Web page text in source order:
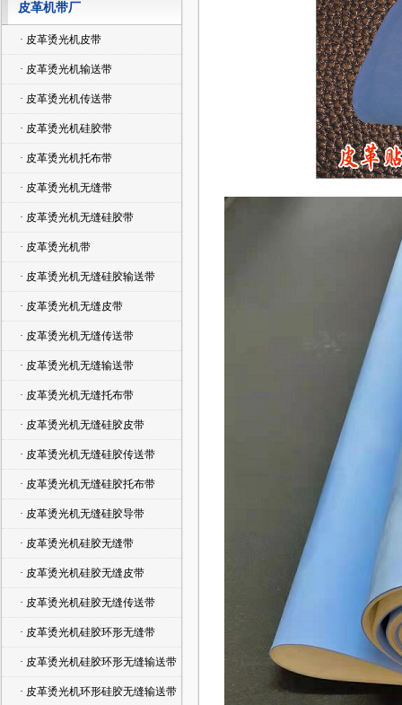
皮革机带厂
· 皮革烫光机皮带
· 皮革烫光机输送带
· 皮革烫光机传送带
· 皮革烫光机硅胶带
· 皮革烫光机托布带
· 皮革烫光机无缝带
· 皮革烫光机无缝硅胶带
· 皮革烫光机带
· 皮革烫光机无缝硅胶输送带
· 皮革烫光机无缝皮带
· 皮革烫光机无缝传送带
· 皮革烫光机无缝输送带
· 皮革烫光机无缝托布带
· 皮革烫光机无缝硅胶皮带
· 皮革烫光机无缝硅胶传送带
· 皮革烫光机无缝硅胶托布带
· 皮革烫光机无缝硅胶导带
· 皮革烫光机硅胶无缝带
· 皮革烫光机硅胶无缝皮带
· 皮革烫光机硅胶无缝传送带
· 皮革烫光机硅胶环形无缝带
· 皮革烫光机硅胶环形无缝输送带
· 皮革烫光机环形硅胶无缝输送带